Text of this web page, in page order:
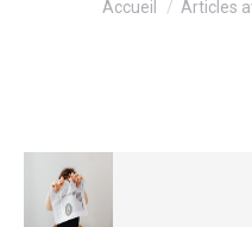
Accueil Articles